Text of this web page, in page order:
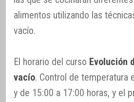
alimentos utilizando las
vacío.
El horario del curso Evolución
vacío. Control de temperatura
y de 15:00 a 17:00 horas, y el